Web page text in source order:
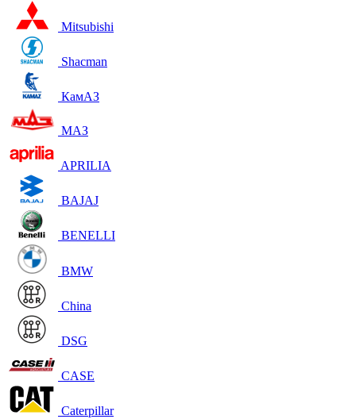
Mitsubishi
Shacman
КамАЗ
МАЗ
APRILIA
BAJAJ
BENELLI
BMW
China
DSG
CASE
Caterpillar